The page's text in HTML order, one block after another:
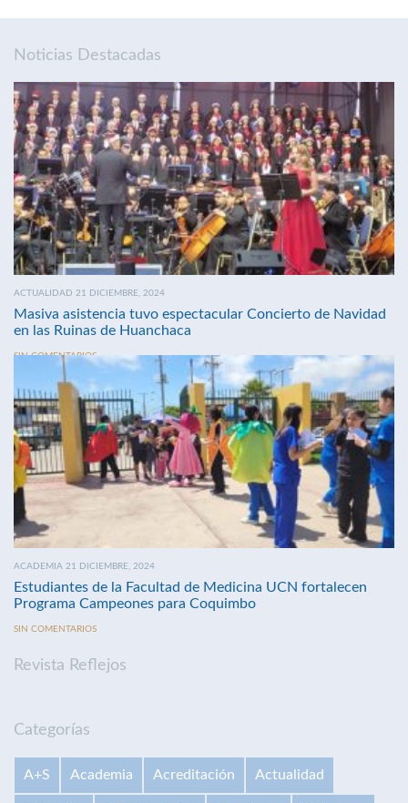
Noticias Destacadas
ACTUALIDAD 21 DICIEMBRE, 2024
Masiva asistencia tuvo espectacular Concierto de Navidad
en las Ruinas de Huanchaca
SIN COMENTARIOS
ACADEMIA 21 DICIEMBRE, 2024
Estudiantes de la Facultad de Medicina UCN fortalecen
Programa Campeones para Coquimbo
SIN COMENTARIOS
Revista Reflejos
Categorías
A+S Academia Acreditación Actualidad